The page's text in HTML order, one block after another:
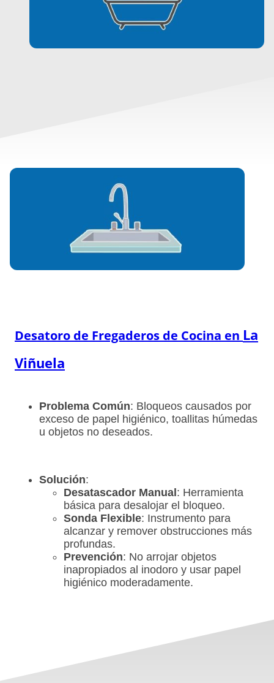
Desatoro de Fregaderos de Cocina en La
Viñuela
Problema Común: Bloqueos causados por
exceso de papel higiénico, toallitas húmedas
u objetos no deseados.
Solución:
Desatascador Manual : Herramienta
básica para desalojar el bloqueo.
Sonda Flexible: Instrumento para
alcanzar y remover obstrucciones más
profundas.
Prevención: No arrojar objetos
inapropiados al inodoro y usar papel
higiénico moderadamente.